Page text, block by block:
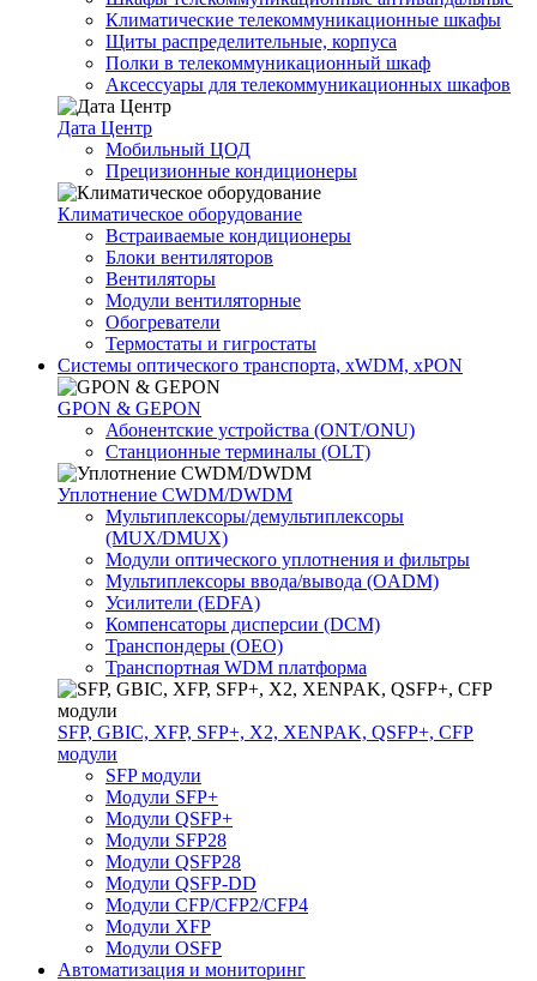
Климатические телекоммуникационные шкафы
Щиты распределительные, корпуса
Полки в телекоммуникационный шкаф
Аксессуары для телекоммуникационных шкафов
Дата Центр
Мобильный ЦОД
Прецизионные кондиционеры
Климатичeское оборудование
Встраиваемые кондиционеры
Блоки вентиляторов
Вентиляторы
Модули вентиляторные
Обогреватели
Термостаты и гигростаты
Системы оптического транспорта, xWDM, xPON
GPON & GEPON
Абонентские устройства (ONT/ONU)
Станционные терминалы (OLT)
Уплотнение CWDM/DWDM
Мультиплексоры/демультиплексоры
(MUX/DMUX)
Модули оптического уплотнения и фильтры
Мультиплексоры ввода/вывода (OADM)
Усилители (EDFA)
Компенсаторы дисперсии (DCM)
Транспондеры (OEO)
Транспортная WDM платформа
SFP, GBIC, XFP, SFP+, X2, XENPAK, QSFP+, CFP
модули
SFP модули
Модули SFP+
Модули QSFP+
Модули SFP28
Модули QSFP28
Модули QSFP-DD
Модули CFP/CFP2/CFP4
Модули XFP
Модули OSFP
Автоматизация и мониторинг